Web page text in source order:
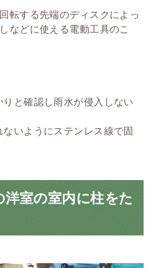
転する先端のディスクによっ
などに使える電動工具のこ
と確認し雨水が侵入しない
いようにステンレス線で固
室の室内に柱をた